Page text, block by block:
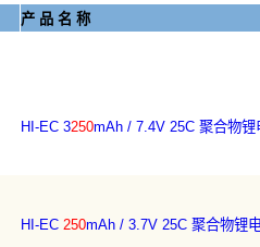
产 品 名 称
HI-EC 3250mAh / 7.4V 25C 聚合物锂
HI-EC 250mAh / 3.7V 25C 聚合物锂